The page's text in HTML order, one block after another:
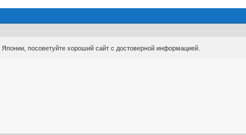
посоветуйте хороший сайт с достоверной информацией.